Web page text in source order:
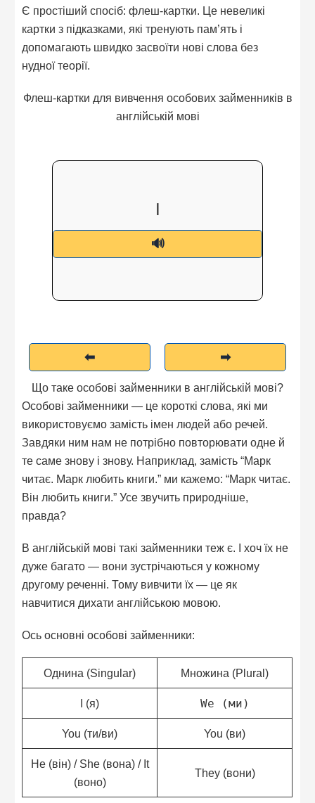
Є простіший спосіб: флеш-картки. Це невеликі
картки з підказками, які тренують пам’ять і
допомагають швидко засвоїти нові слова без
нудної теорії.
Флеш-картки для вивчення особових займенників в
англійській мові
I
🔊
я
⬅ ➡
Що таке особові займенники в англійській мові?
Особові займенники — це короткі слова, які ми
використовуємо замість імен людей або речей.
Завдяки ним нам не потрібно повторювати одне й
те саме знову і знову. Наприклад, замість “Марк
читає. Марк любить книги.” ми кажемо: “Марк читає.
Він любить книги.” Усе звучить природніше,
правда?
В англійській мові такі займенники теж є. І хоч їх не
дуже багато — вони зустрічаються у кожному
другому реченні. Тому вивчити їх — це як
навчитися дихати англійською мовою.
Ось основні особові займенники:
Однина (Singular) Множина (Plural)
I (я) We (ми)
You (ти/ви) You (ви)
He (він) / She (вона) / It
(воно)
They (вони)